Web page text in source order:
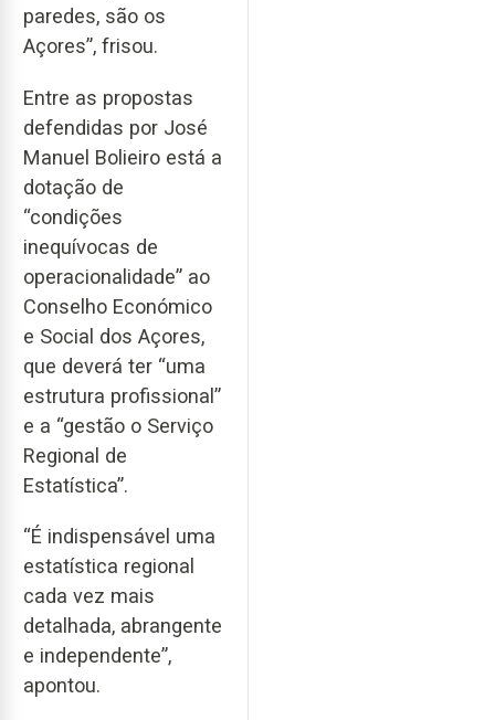
paredes, são os
Açores”, frisou.
Entre as propostas
defendidas por José
Manuel Bolieiro está a
dotação de
“condições
inequívocas de
operacionalidade” ao
Conselho Económico
e Social dos Açores,
que deverá ter “uma
estrutura profissional”
e a “gestão o Serviço
Regional de
Estatística”.
“É indispensável uma
estatística regional
cada vez mais
detalhada, abrangente
e independente”,
apontou.